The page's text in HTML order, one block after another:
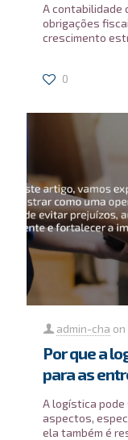
A contabilidade
obrigações
crescimento
0
admin-cha on
Por que a
para as
A logística pode
aspectos,
ela também é